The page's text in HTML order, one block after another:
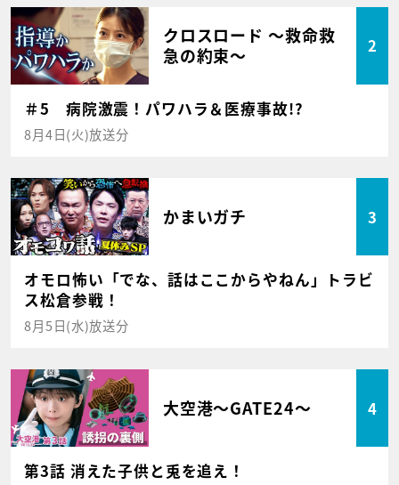
クロスロード ～救命救
急の約束～
2
＃5 病院激震！パワハラ＆医療事故!?
8月4日(火)放送分
かまいガチ 3
オモロ怖い「でな、話はここからやねん」トラビ
ス松倉参戦！
8月5日(水)放送分
大空港～GATE24～ 4
第3話 消えた子供と兎を追え！